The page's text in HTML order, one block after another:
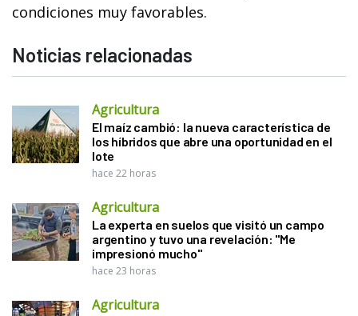
condiciones muy favorables.
Noticias relacionadas
Agricultura
El maíz cambió: la nueva característica de
los híbridos que abre una oportunidad en el
lote
hace 22 horas
Agricultura
La experta en suelos que visitó un campo
argentino y tuvo una revelación: "Me
impresionó mucho"
hace 23 horas
Agricultura